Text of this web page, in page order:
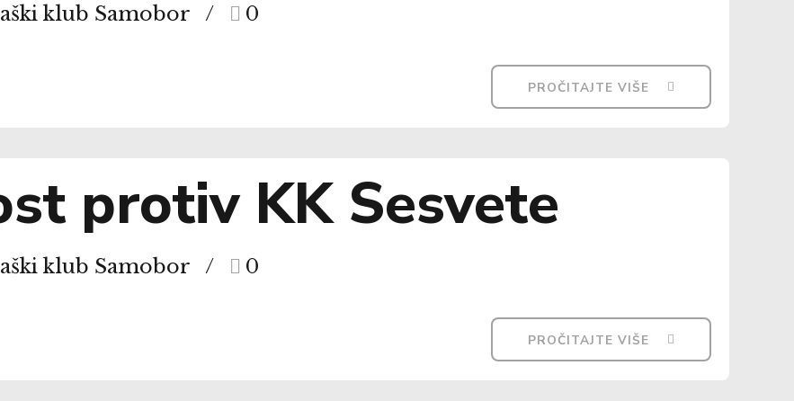
klub Samobor 0
PROČITAJTE VIŠE
protiv KK Sesvete
klub Samobor 0
PROČITAJTE VIŠE